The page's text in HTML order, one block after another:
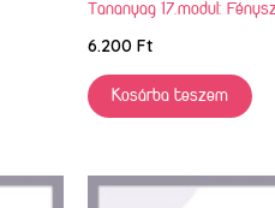
Tananyag 17.modul:
6.200 Ft
Kosárba teszem